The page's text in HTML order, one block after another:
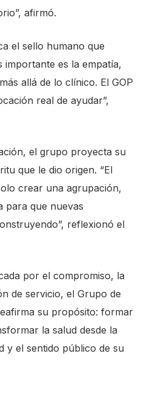
afirmó.
el sello humano que
importante es la empatía,
allá de lo clínico. El GOP
real de ayudar”,
el grupo proyecta su
que le dio origen. “El
crear una agrupación,
para que nuevas
reflexionó el
por el compromiso, la
de servicio, el Grupo de
su propósito: formar
la salud desde la
y el sentido público de su